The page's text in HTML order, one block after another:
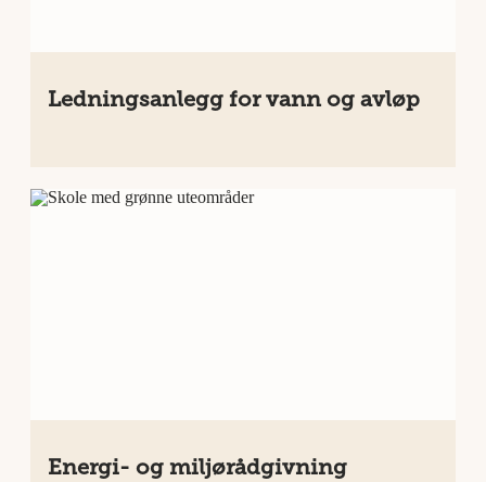
Ledningsanlegg for vann og avløp
Energi- og miljørådgivning